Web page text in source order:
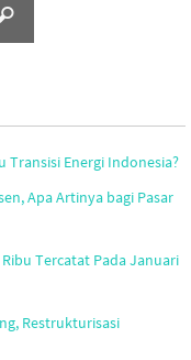
Transisi Energi Indonesia?
Apa Artinya bagi Pasar
Tercatat Pada Januari
Restrukturisasi